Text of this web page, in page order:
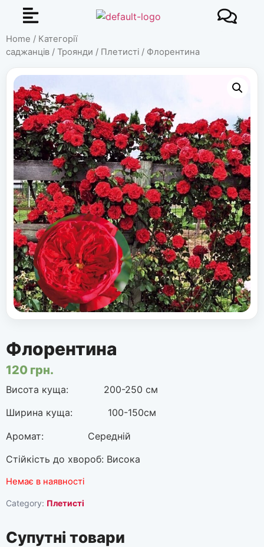
Home / Категорії
саджанців / Троянди / Плетисті / Флорентина
Флорентина
120 грн.
Висота куща: 200-250 см
Ширина куща: 100-150см
Аромат: Середній
Стійкість до хвороб: Висока
Немає в наявності
Category: Плетисті
Супутні товари